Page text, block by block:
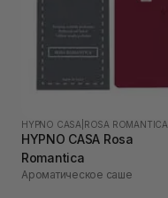
HYPNO CASA ROSA ROMANTICA
HYPNO CASA Rosa
Romantica
Ароматическое саше